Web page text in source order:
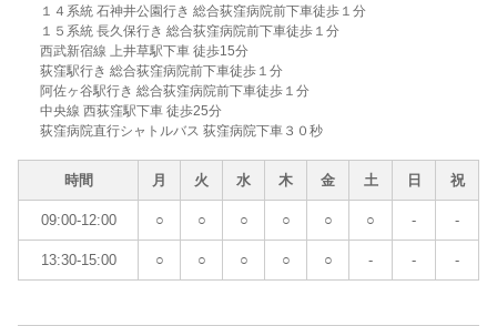
１４系統 石神井公園行き 総合荻窪病院前下車徒歩１分
１５系統 長久保行き 総合荻窪病院前下車徒歩１分
西武新宿線 上井草駅下車 徒歩15分
荻窪駅行き 総合荻窪病院前下車徒歩１分
阿佐ヶ谷駅行き 総合荻窪病院前下車徒歩１分
中央線 西荻窪駅下車 徒歩25分
荻窪病院直行シャトルバス 荻窪病院下車３０秒
時間 月 火 水 木 金 土 日 祝
09:00-12:00 ○ ○ ○ ○ ○ ○ - -
13:30-15:00 ○ ○ ○ ○ ○ - - -